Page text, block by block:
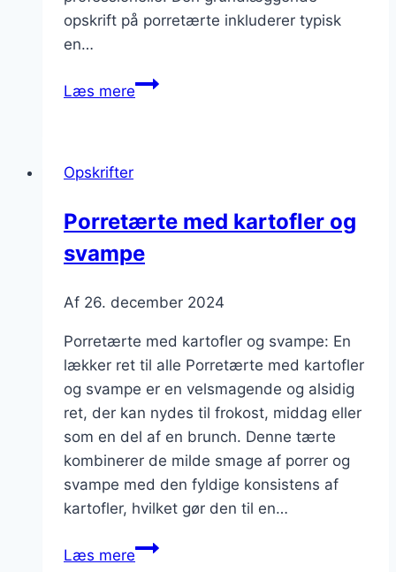
opskrift på porretærte inkluderer typisk
en…
Læs merePorretærte
krydderi
Opskrifter
Porretærte med kartofler og
svampe
Af 26. december 2024
Porretærte med kartofler og svampe: En
lækker ret til alle Porretærte med kartofler
og svampe er en velsmagende og alsidig
ret, der kan nydes til frokost, middag eller
som en del af en brunch. Denne tærte
kombinerer de milde smage af porrer og
svampe med den fyldige konsistens af
kartofler, hvilket gør den til en…
Læs merePorretærte